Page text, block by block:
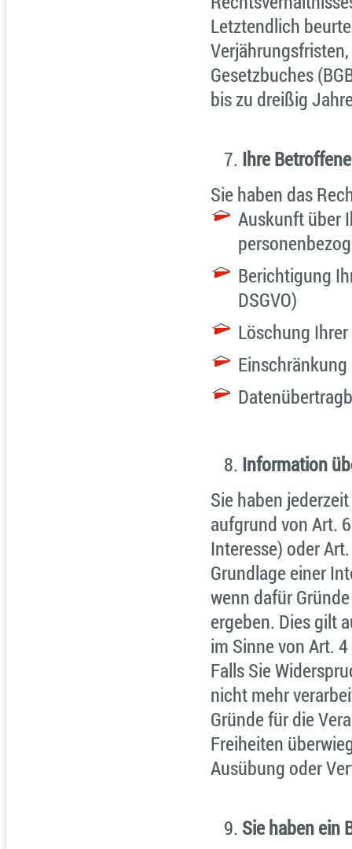
Letztendlich
Gesetzbuches
bis zu dreißig
Ihre
Sie haben das
Auskunft über
Berichtigung
DSGVO)
Löschung
Information
Sie haben
aufgrund von Art.
Interesse) oder
Grundlage einer
wenn dafür
ergeben. Dies gilt
im Sinne von Art. 4
Falls Sie
nicht mehr
Gründe für die
Freiheiten
Ausübung oder
Sie haben ein